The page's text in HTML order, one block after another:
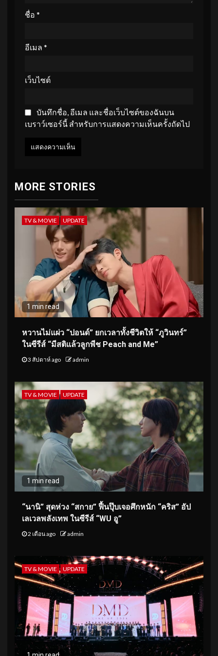
ชื่อ *
อีเมล *
เว็บไซต์
บันทึกชื่อ, อีเมล และชื่อเว็บไซต์ของฉันบน
เบราว์เซอร์นี้ สำหรับการแสดงความเห็นครั้งถัดไป
MORE STORIES
TV & MOVIE UPDATE
1 min read
หวานไม่แผ่ว “ปอนด์” ยกเวลาทั้งชีวิตให้ “ภูวินทร์”
ในซีรีส์ “มีสติแล้วลูกพีช Peach and Me”
3 สัปดาห์ ago admin
TV & MOVIE UPDATE
1 min read
“นานิ” สุดห่วง “สกาย” ฟื้นปุ๊บเจอศึกหนัก “คริส” อัป
เลเวลพลังเทพ ในซีรีส์ “WU อู”
2 เดือน ago admin
TV & MOVIE UPDATE